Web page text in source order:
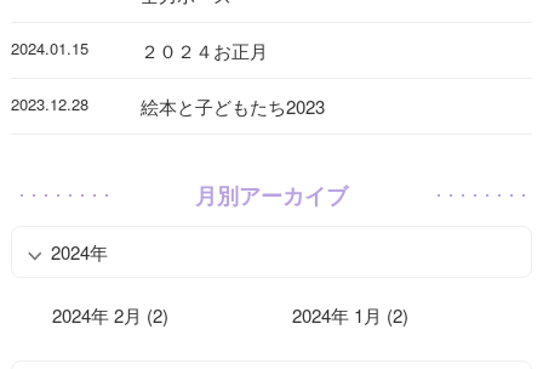
2024.01.15 ２０２４お正月
2023.12.28 絵本と子どもたち2023
月別アーカイブ
2024年
2024年 2月 (2) 2024年 1月 (2)